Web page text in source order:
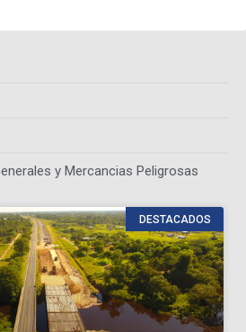
y Mercancias Peligrosas
DESTACADOS